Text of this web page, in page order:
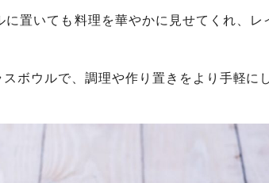
置いても料理を華やかに見せてくれ、レ
ボウルで、調理や作り置きをより手軽に